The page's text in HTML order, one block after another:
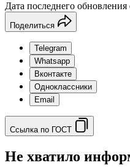
Дата последнего обновления
Поделиться
Telegram
Whatsapp
Вконтакте
Одноклассники
Email
Ссылка по ГОСТ
Не хватило